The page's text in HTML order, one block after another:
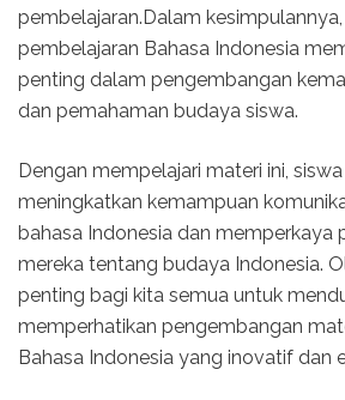
pembelajaran.Dalam
pembelajaran Bahasa Indonesia
penting dalam pengembangan
dan pemahaman budaya siswa.
Dengan mempelajari materi ini,
meningkatkan kemampuan
bahasa Indonesia dan memperkaya
mereka tentang budaya Indonesia.
penting bagi kita semua untuk
memperhatikan pengembangan
Bahasa Indonesia yang inovatif dan